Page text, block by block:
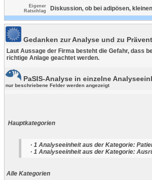
Eigener
Ratschlag
Diskussion, ob bei adipösen,
Gedanken zur Analyse und zu
Laut Aussage der Firma besteht die Gefahr, dass
richtige Anlage geachtet werden.
PaSIS-Analyse in einzelne
nur beschriebene Felder werden angezeigt
Hauptkategorien
· 1 Analyseeinheit aus der Kategorie:
· 1 Analyseeinheit aus der Kategorie:
Alle Kategorien